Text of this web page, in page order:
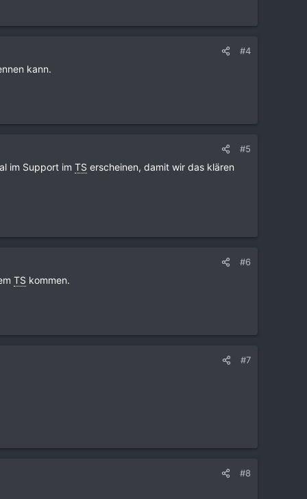
#4
kann.
#5
im Support im TS erscheinen, damit wir das klären
#6
TS kommen.
#7
#8